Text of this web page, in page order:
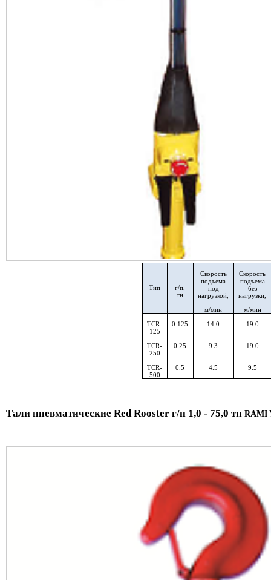
Тип
г/п,
тн
Скорость
подъема
под
нагрузкой,
м/мин
Скорость
подъема
без
нагрузки,
м/мин
TCR-
125
0.125 14.0 19.0
TCR-
250
0.25 9.3 19.0
TCR-
500
0.5 4.5 9.5
Тали пневматические Red Rooster г/п 1,0 - 75,0 тн RAMI